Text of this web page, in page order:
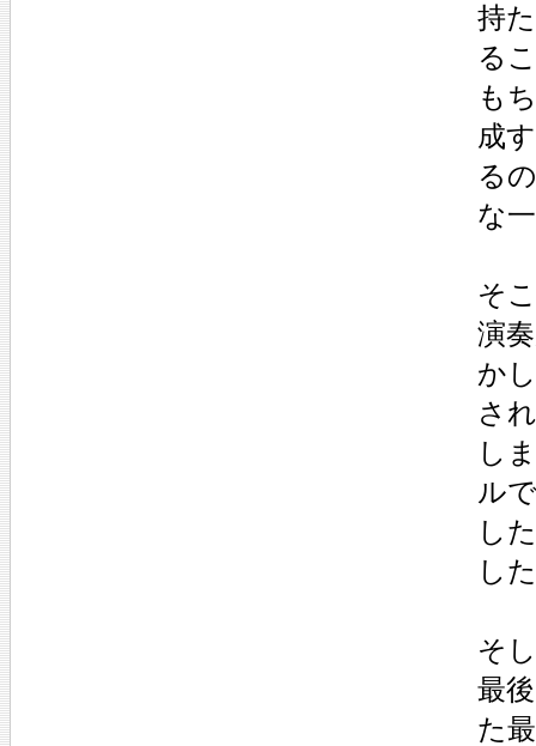
持
る
も
成
る
な
そ
演
か
さ
し
ル
し
し
そ
最
た